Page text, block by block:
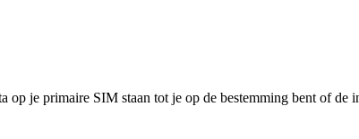
je primaire SIM staan tot je op de bestemming bent of de